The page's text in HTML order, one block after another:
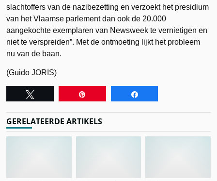
slachtoffers van de nazibezetting en verzoekt het presidium
van het Vlaamse parlement dan ook de 20.000
aangekochte exemplaren van Newsweek te vernietigen en
niet te verspreiden”. Met de ontmoeting lijkt het probleem
nu van de baan.
(Guido JORIS)
GERELATEERDE ARTIKELS